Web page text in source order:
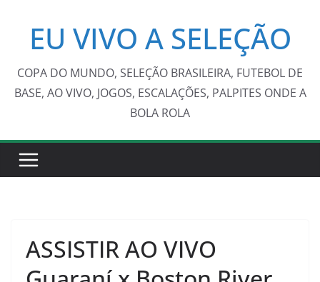
conteúdo
EU VIVO A SELEÇÃO
COPA DO MUNDO, SELEÇÃO BRASILEIRA, FUTEBOL DE
BASE, AO VIVO, JOGOS, ESCALAÇÕES, PALPITES ONDE A
BOLA ROLA
ASSISTIR AO VIVO